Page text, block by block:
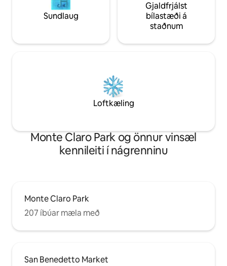
Sundlaug
Gjaldfrjálst
bílastæði á
staðnum
Loftkæling
Monte Claro Park og önnur vinsæl
kennileiti í nágrenninu
Monte Claro Park
207 íbúar mæla með
San Benedetto Market